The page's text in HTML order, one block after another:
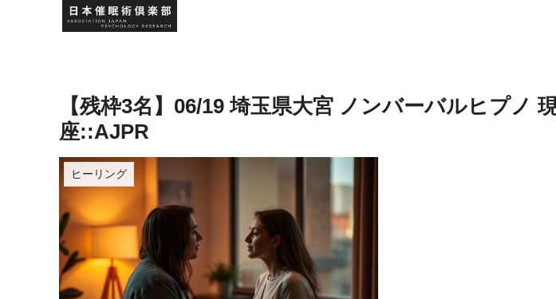
【残枠3名】06/19 埼玉県大宮 ノンバーバルヒプノ
座::AJPR
ヒーリング